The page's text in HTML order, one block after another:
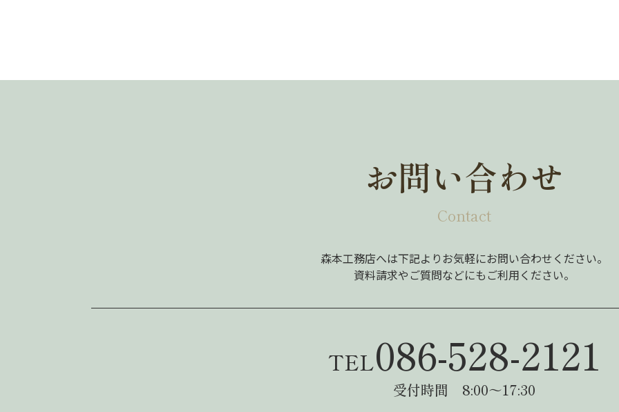
お問い合わせ
Contact
森本工務店へは下記よりお気軽にお問い合わせください。
資料請求やご質問などにもご利用ください。
TEL086-528-2121
受付時間 8:00～17:30